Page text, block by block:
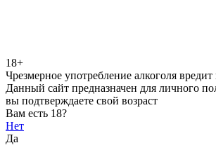
18+
Чрезмерное употребление алкоголя
Данный сайт предназначен для личного
вы подтверждаете свой возраст
Вам есть 18?
Нет
Да